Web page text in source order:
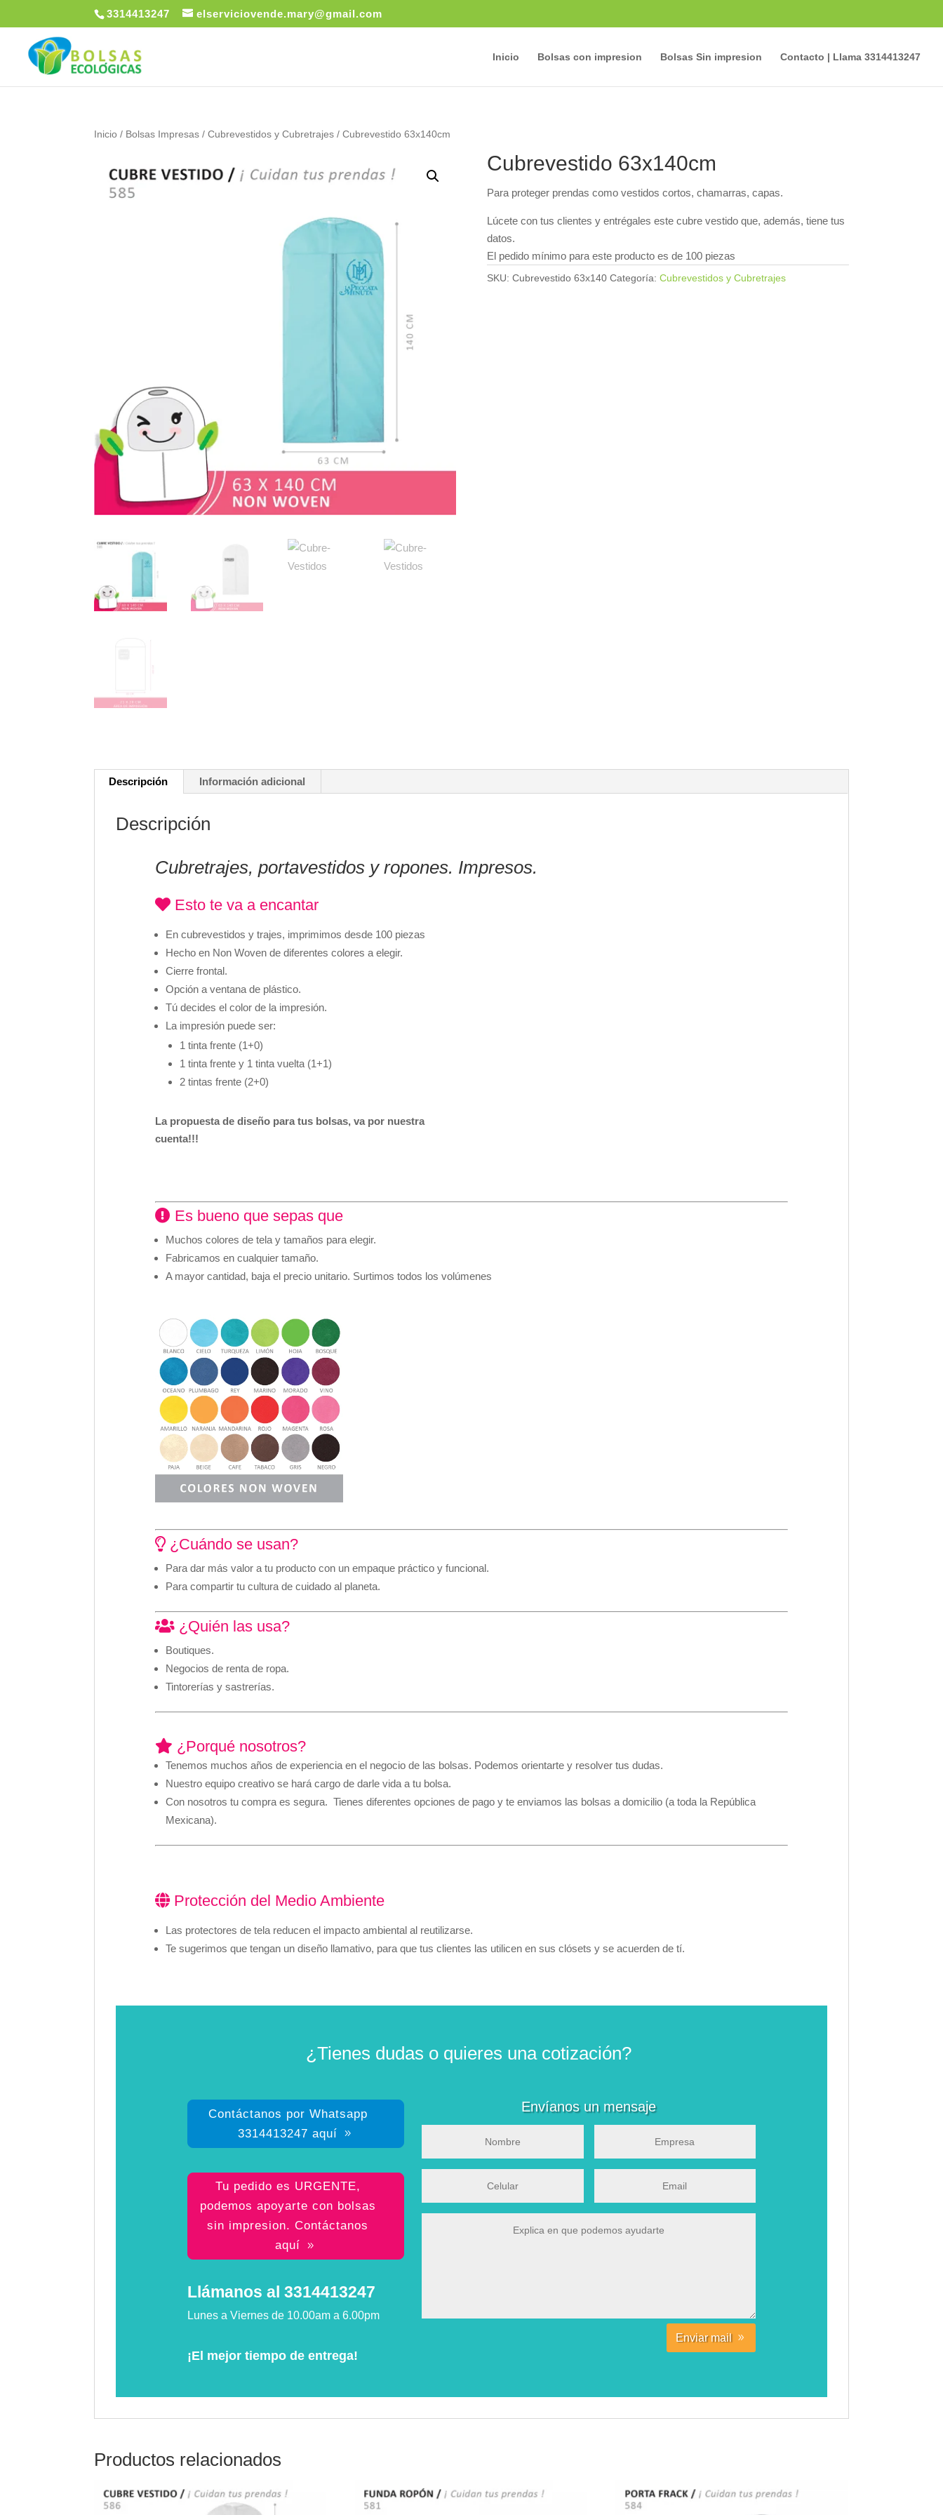
3314413247 elserviciovende.mary@gmail.com
Inicio Bolsas con impresion Bolsas Sin impresion Contacto | Llama 3314413247
Inicio / Bolsas Impresas /Cubrevestidos y Cubretrajes / Cubrevestido 63x140cm
Cubrevestido 63x140cm
Para proteger prendas como vestidos cortos, chamarras, capas.
Lúcete con tus clientes y entrégales este cubre vestido que, además, tiene tus
datos.
El pedido mínimo para este producto es de 100 piezas
SKU: Cubrevestido 63x140 Categoría: Cubrevestidos y Cubretrajes
Descripción Información adicional
Descripción
Cubretrajes, portavestidos y ropones. Impresos.
Esto te va a encantar
En cubrevestidos y trajes, imprimimos desde 100 piezas
Hecho en Non Woven de diferentes colores a elegir.
Cierre frontal.
Opción a ventana de plástico.
Tú decides el color de la impresión.
La impresión puede ser:
1 tinta frente (1+0)
1 tinta frente y 1 tinta vuelta (1+1)
2 tintas frente (2+0)
La propuesta de diseño para tus bolsas, va por nuestra
cuenta!!!
Es bueno que sepas que
Muchos colores de tela y tamaños para elegir.
Fabricamos en cualquier tamaño.
A mayor cantidad, baja el precio unitario. Surtimos todos los volúmenes
¿Cuándo se usan?
Para dar más valor a tu producto con un empaque práctico y funcional.
Para compartir tu cultura de cuidado al planeta.
¿Quién las usa?
Boutiques.
Negocios de renta de ropa.
Tintorerías y sastrerías.
¿Porqué nosotros?
Tenemos muchos años de experiencia en el negocio de las bolsas. Podemos orientarte y resolver tus dudas.
Nuestro equipo creativo se hará cargo de darle vida a tu bolsa.
Con nosotros tu compra es segura. Tienes diferentes opciones de pago y te enviamos las bolsas a domicilio (a toda la República
Mexicana).
Protección del Medio Ambiente
Las protectores de tela reducen el impacto ambiental al reutilizarse.
Te sugerimos que tengan un diseño llamativo, para que tus clientes las utilicen en sus clósets y se acuerden de tí.
¿Tienes dudas o quieres una cotización?
Contáctanos por Whatsapp
3314413247 aquí
Tu pedido es URGENTE,
podemos apoyarte con bolsas
sin impresion. Contáctanos
aquí
Llámanos al 3314413247
Lunes a Viernes de 10.00am a 6.00pm
¡El mejor tiempo de entrega!
Envíanos un mensaje
Enviar mail
Productos relacionados